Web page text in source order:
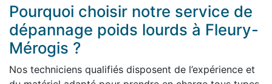
Pourquoi choisir notre service de
dépannage poids lourds à Fleury-
Mérogis ?
Nos techniciens qualifiés disposent de l’expérience et